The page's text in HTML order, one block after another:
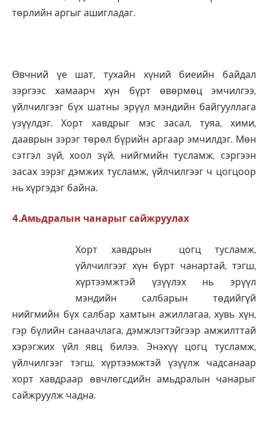
төрлийн аргыг ашигладаг.
Өвчний үе шат, тухайн хүний биеийн байдал
зэргээс хамаарч хүн бүрт өвөрмөц эмчилгээ,
үйлчилгээг бүх шатны эрүүл мэндийн байгууллага
үзүүлдэг. Хорт хавдрыг мэс засал, туяа, хими,
дааврын зэрэг төрөл бүрийн аргаар эмчилдэг. Мөн
сэтгэл зүй, хоол зүй, нийгмийн тусламж, сэргээн
засах зэрэг дэмжих тусламж, үйлчилгээг ч цогцоор
нь хүргэдэг байна.
4.Амьдралын чанарыг сайжруулах
Хорт хавдрын цогц тусламж,
үйлчилгээг хүн бүрт чанартай, тэгш,
хүртээмжтэй үзүүлэх нь эрүүл
мэндийн салбарын төдийгүй
нийгмийн бүх салбар хамтын ажиллагаа, хувь хүн,
гэр бүлийн санаачлага, дэмжлэгтэйгээр амжилттай
хэрэгжих үйл явц билээ. Энэхүү цогц тусламж,
үйлчилгээг тэгш, хүртээмжтэй үзүүлж чадсанаар
хорт хавдраар өвчлөгсдийн амьдралын чанарыг
сайжруулж чадна.